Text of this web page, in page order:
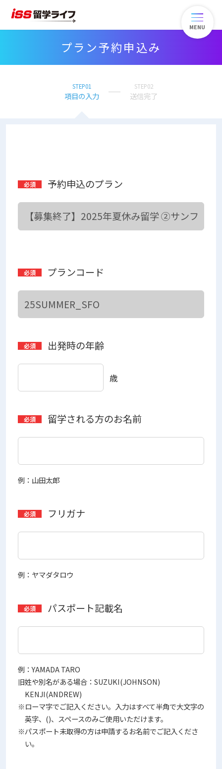
MENU
プラン予約申込み
STEP01
項目の入力
STEP02
送信完了
予約申込のプラン
プランコード
出発時の年齢
歳
留学される方のお名前
例：山田太郎
フリガナ
例：ヤマダタロウ
パスポート記載名
例：YAMADA TARO
旧姓や別名がある場合：SUZUKI(JOHNSON)
KENJI(ANDREW)
※ローマ字でご記入ください。入力はすべて半角で大文字の
英字、()、スペースのみご使用いただけます。
※パスポート未取得の方は申請するお名前でご記入くださ
い。